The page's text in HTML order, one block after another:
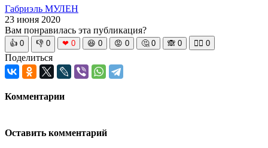
Габриэль МУЛЕН
23 июня 2020
Вам понравилась эта публикация?
👍 0 👎 0 ❤ 0 😆 0 😡 0 🤔 0 🙈 0 🧘‍♀️ 0
Поделиться
Комментарии
Оставить комментарий